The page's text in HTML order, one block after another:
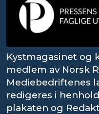
Kystmagasinet og
medlem av Norsk
Mediebedriftenes
redigeres i
plakaten og